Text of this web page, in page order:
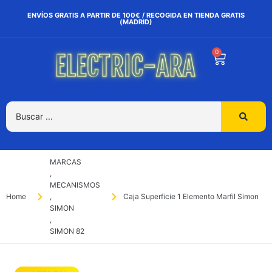
ENVÍOS GRATIS A PARTIR DE 100€ / RECOGIDA EN TIENDA GRATIS
(MADRID)
0
Home
MARCAS
,
MECANISMOS
,
SIMON
,
SIMON 82
Caja Superficie 1 Elemento Marfil Simon